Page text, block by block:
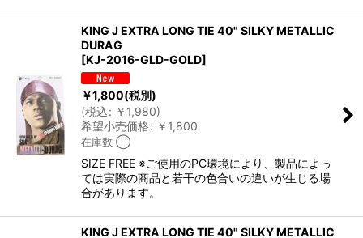
KING J EXTRA LONG TIE 40" SILKY METALLIC
DURAG
[KJ-2016-GLD-GOLD]
￥1,800(税別)
(税込: ￥ 1,980)
希望小売価格: ￥ 1,800
在庫数 ◯
SIZE FREE ※ご使用のPC環境により、製品によっ
ては実際の商品と若干の色合いの違いが生じる場
合があります。
KING J EXTRA LONG TIE 40" SILKY METALLIC